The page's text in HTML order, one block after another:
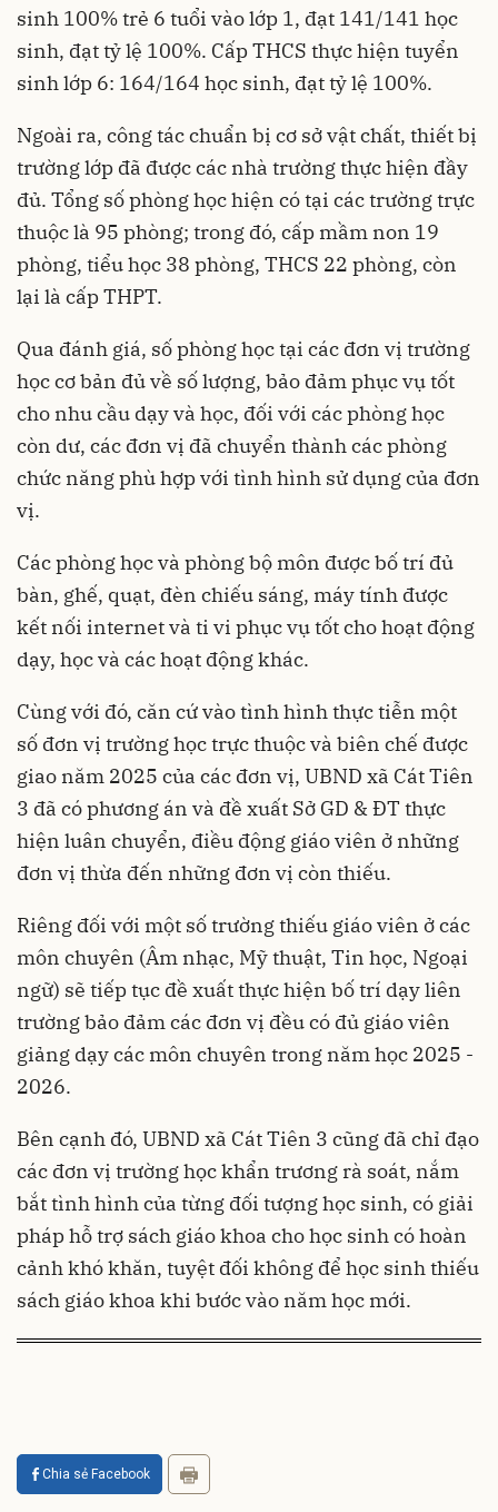
sinh 100% trẻ 6 tuổi vào lớp 1, đạt 141/141 học
sinh, đạt tỷ lệ 100%. Cấp THCS thực hiện tuyển
sinh lớp 6: 164/164 học sinh, đạt tỷ lệ 100%.
Ngoài ra, công tác chuẩn bị cơ sở vật chất, thiết bị
trường lớp đã được các nhà trường thực hiện đầy
đủ. Tổng số phòng học hiện có tại các trường trực
thuộc là 95 phòng; trong đó, cấp mầm non 19
phòng, tiểu học 38 phòng, THCS 22 phòng, còn
lại là cấp THPT.
Qua đánh giá, số phòng học tại các đơn vị trường
học cơ bản đủ về số lượng, bảo đảm phục vụ tốt
cho nhu cầu dạy và học, đối với các phòng học
còn dư, các đơn vị đã chuyển thành các phòng
chức năng phù hợp với tình hình sử dụng của đơn
vị.
Các phòng học và phòng bộ môn được bố trí đủ
bàn, ghế, quạt, đèn chiếu sáng, máy tính được
kết nối internet và ti vi phục vụ tốt cho hoạt động
dạy, học và các hoạt động khác.
Cùng với đó, căn cứ vào tình hình thực tiễn một
số đơn vị trường học trực thuộc và biên chế được
giao năm 2025 của các đơn vị, UBND xã Cát Tiên
3 đã có phương án và đề xuất Sở GD & ĐT thực
hiện luân chuyển, điều động giáo viên ở những
đơn vị thừa đến những đơn vị còn thiếu.
Riêng đối với một số trường thiếu giáo viên ở các
môn chuyên (Âm nhạc, Mỹ thuật, Tin học, Ngoại
ngữ) sẽ tiếp tục đề xuất thực hiện bố trí dạy liên
trường bảo đảm các đơn vị đều có đủ giáo viên
giảng dạy các môn chuyên trong năm học 2025 -
2026.
Bên cạnh đó, UBND xã Cát Tiên 3 cũng đã chỉ đạo
các đơn vị trường học khẩn trương rà soát, nắm
bắt tình hình của từng đối tượng học sinh, có giải
pháp hỗ trợ sách giáo khoa cho học sinh có hoàn
cảnh khó khăn, tuyệt đối không để học sinh thiếu
sách giáo khoa khi bước vào năm học mới.
Chia sẻ Facebook